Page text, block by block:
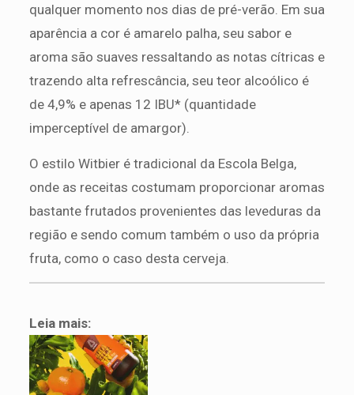
qualquer momento nos dias de pré-verão. Em sua
aparência a cor é amarelo palha, seu sabor e
aroma são suaves ressaltando as notas cítricas e
trazendo alta refrescância, seu teor alcoólico é
de 4,9% e apenas 12 IBU* (quantidade
imperceptível de amargor).
O estilo Witbier é tradicional da Escola Belga,
onde as receitas costumam proporcionar aromas
bastante frutados provenientes das leveduras da
região e sendo comum também o uso da própria
fruta, como o caso desta cerveja.
Leia mais: